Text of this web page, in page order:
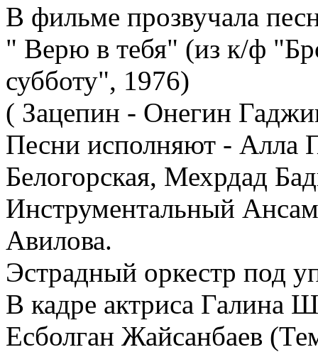
В фильме прозвучала
" Верю в тебя" (из к/ф
субботу", 1976)
( Зацепин - Онегин
Песни исполняют - Алла
Белогорская, Мехрдад
Инструментальный
Авилова.
Эстрадный оркестр под
В кадре актриса Галина
Есболган Жайсанбаев